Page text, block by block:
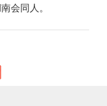
会同人。